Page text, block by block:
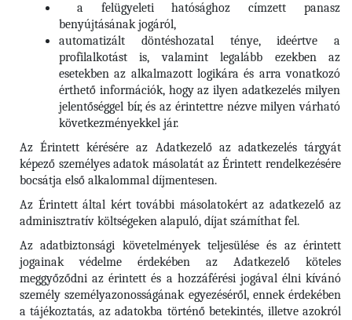
a felügyeleti hatósághoz címzett panasz
benyújtásának jogáról,
automatizált döntéshozatal ténye, ideértve a
profilalkotást is, valamint legalább ezekben az
esetekben az alkalmazott logikára és arra vonatkozó
érthető információk, hogy az ilyen adatkezelés milyen
jelentőséggel bír, és az érintettre nézve milyen várható
következményekkel jár.
Az Érintett kérésére az Adatkezelő az adatkezelés tárgyát
képező személyes adatok másolatát az Érintett rendelkezésére
bocsátja első alkalommal díjmentesen.
Az Érintett által kért további másolatokért az adatkezelő az
adminisztratív költségeken alapuló, díjat számíthat fel.
Az adatbiztonsági követelmények teljesülése és az érintett
jogainak védelme érdekében az Adatkezelő köteles
meggyőződni az érintett és a hozzáférési jogával élni kívánó
személy személyazonosságának egyezéséről, ennek érdekében
a tájékoztatás, az adatokba történő betekintés, illetve azokról